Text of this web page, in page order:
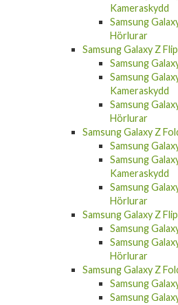
Kameraskydd
Samsung
Hörlurar
Samsung Galaxy Z
Samsung
Samsung
Kameraskydd
Samsung
Hörlurar
Samsung Galaxy Z
Samsung
Samsung
Kameraskydd
Samsung
Hörlurar
Samsung Galaxy Z
Samsung
Samsung
Hörlurar
Samsung Galaxy Z
Samsung
Samsung